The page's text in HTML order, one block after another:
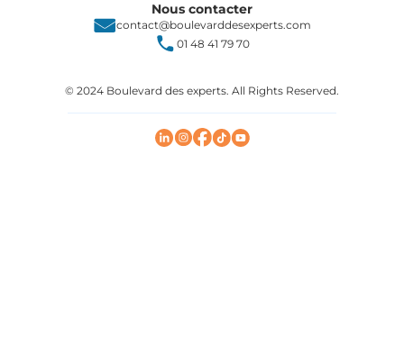
Nous contacter
contact@boulevarddesexperts.com
01 48 41 79 70
© 2024 Boulevard des experts. All Rights Reserved.